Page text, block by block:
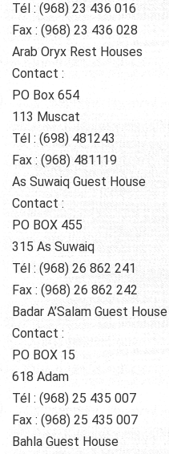
Tél : (968) 23 436 016
Fax : (968) 23 436 028
Arab Oryx Rest Houses
Contact :
PO Box 654
113 Muscat
Tél : (698) 481243
Fax : (968) 481119
As Suwaiq Guest House
Contact :
PO BOX 455
315 As Suwaiq
Tél : (968) 26 862 241
Fax : (968) 26 862 242
Badar A’Salam Guest House
Contact :
PO BOX 15
618 Adam
Tél : (968) 25 435 007
Fax : (968) 25 435 007
Bahla Guest House